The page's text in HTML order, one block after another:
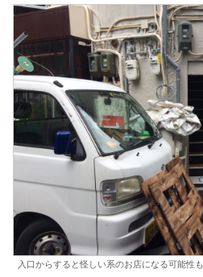
入口からすると怪しい系のお店になる可能性も